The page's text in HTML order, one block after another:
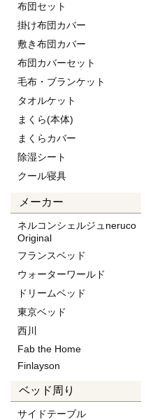
布団セット
掛け布団カバー
敷き布団カバー
布団カバーセット
毛布・ブランケット
タオルケット
まくら(本体)
まくらカバー
除湿シート
クール寝具
メーカー
ネルコンシェルジュneruco
Original
フランスベッド
ウォーターワールド
ドリームベッド
東京ベッド
西川
Fab the Home
Finlayson
ベッド周り
サイドテーブル